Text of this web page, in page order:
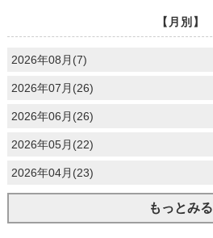
【月別】
2026年08月(7)
2026年07月(26)
2026年06月(26)
2026年05月(22)
2026年04月(23)
もっとみる